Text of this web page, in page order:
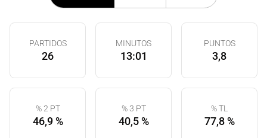
PARTIDOS
26
MINUTOS
13:01
PUNTOS
3,8
% 2 PT
46,9 %
% 3 PT
40,5 %
% TL
77,8 %